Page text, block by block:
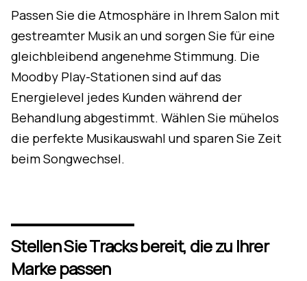
Passen Sie die Atmosphäre in Ihrem Salon mit
gestreamter Musik an und sorgen Sie für eine
gleichbleibend angenehme Stimmung. Die
Moodby Play-Stationen sind auf das
Energielevel jedes Kunden während der
Behandlung abgestimmt. Wählen Sie mühelos
die perfekte Musikauswahl und sparen Sie Zeit
beim Songwechsel.
Stellen Sie Tracks bereit, die zu Ihrer
Marke passen